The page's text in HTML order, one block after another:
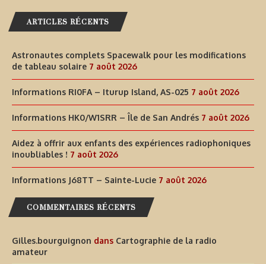
ARTICLES RÉCENTS
Astronautes complets Spacewalk pour les modifications
de tableau solaire 7 août 2026
Informations RI0FA – Iturup Island, AS-025 7 août 2026
Informations HK0/W1SRR – Île de San Andrés 7 août 2026
Aidez à offrir aux enfants des expériences radiophoniques
inoubliables ! 7 août 2026
Informations J68TT – Sainte-Lucie 7 août 2026
COMMENTAIRES RÉCENTS
Gilles.bourguignon dans Cartographie de la radio
amateur